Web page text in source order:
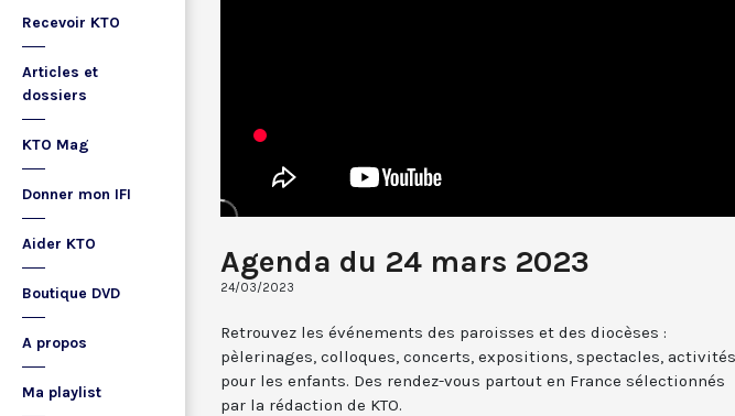
Recevoir KTO
Articles et
dossiers
KTO Mag
Donner mon IFI
Aider KTO
Boutique DVD
A propos
Ma playlist
Agenda du 24 mars 2023
24/03/2023
Retrouvez les événements des paroisses et des diocèses :
pèlerinages, colloques, concerts, expositions, spectacles, activités
pour les enfants. Des rendez-vous partout en France sélectionnés
par la rédaction de KTO.